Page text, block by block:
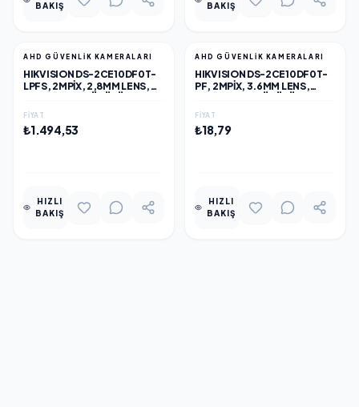
BAKIŞ
BAKIŞ
AHD GÜVENLİK KAMERALARI
HIKVISION DS-2CE10DF0T-
LPFS, 2MPIX, 2,8MM LENS,
COLOR VU, IP67, BULLET
FIYAT
₺1.494,53
HIZLI
BAKIŞ
AHD GÜVENLİK KAMERALARI
HIKVISION DS-2CE10DF0T-
PF, 2MPIX, 3.6MM LENS,
TIME COLOR, COLOR VU,
FIYAT
₺18,79
HIZLI
BAKIŞ